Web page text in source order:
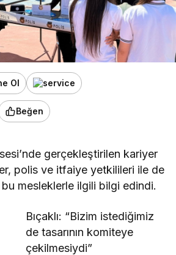
Ol
Beğen
gerçekleştirilen kariyer
polis ve itfaiye yetkilileri ile de
mesleklerle ilgili bilgi edindi.
Bıçaklı: “Bizim istediğimiz
de tasarının komiteye
çekilmesiydi”